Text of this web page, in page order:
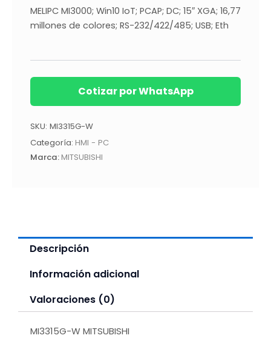
MELIPC MI3000; Win10 IoT; PCAP; DC; 15″ XGA; 16,77
millones de colores; RS-232/422/485; USB; Eth
Cotizar por WhatsApp
SKU: MI3315G-W
Categoría: HMI - PC
Marca:MITSUBISHI
Descripción
Información adicional
Valoraciones (0)
MI3315G-W MITSUBISHI